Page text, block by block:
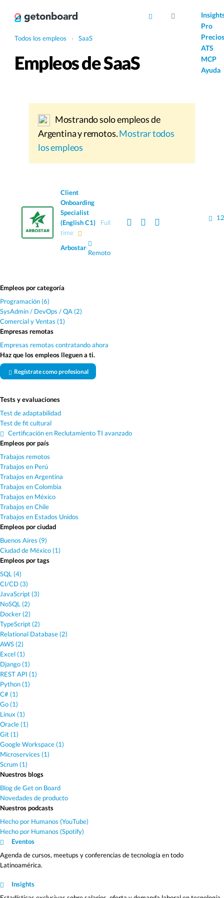
Pro
Precios
ATS
MCP
Ayuda
Todos los empleos › SaaS
Empleos de SaaS
Mostrando solo empleos de
Argentina y remotos.Mostrar todos
los empleos
Client
Onboarding
Specialist
(English C1)
Full
time
Arbostar·
Remoto
Empleos por categoría
Programación (6)
SysAdmin / DevOps / QA (2)
Comercial y Ventas (1)
Empresas remotas
Empresas remotas contratando ahora
Haz que los empleos lleguen a ti.
Regístrate como profesional
Tests y evaluaciones
Test de adaptabilidad
Test de fit cultural
Certificación en Reclutamiento TI avanzado
Empleos por país
Trabajos remotos
Trabajos en Perú
Trabajos en Argentina
Trabajos en Colombia
Trabajos en México
Trabajos en Chile
Trabajos en Estados Unidos
Empleos por ciudad
Buenos Aires (9)
Ciudad de México (1)
Empleos por tags
SQL (4)
CI/CD (3)
JavaScript (3)
NoSQL (2)
Docker (2)
TypeScript (2)
Relational Database (2)
AWS (2)
Excel (1)
Django (1)
REST API (1)
Python (1)
C# (1)
Go (1)
Linux (1)
Oracle (1)
Git (1)
Google Workspace (1)
Microservices (1)
Scrum (1)
Nuestros blogs
Blog de Get on Board
Novedades de producto
Nuestros podcasts
Hecho por Humanos (YouTube)
Hecho por Humanos (Spotify)
Eventos
Agenda de cursos, meetups y conferencias de tecnología en todo
Latinoamérica.
Insights